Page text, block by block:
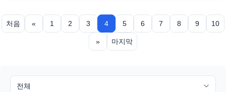
처음 « 1 2 3 4 5 6 7 8 9 10
» 마지막